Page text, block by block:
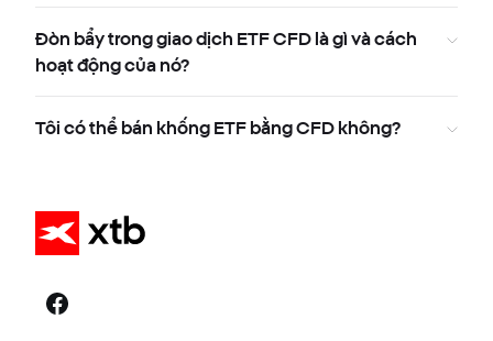
Đòn bẩy trong giao dịch ETF CFD là gì và cách
hoạt động của nó?
Tôi có thể bán khống ETF bằng CFD không?